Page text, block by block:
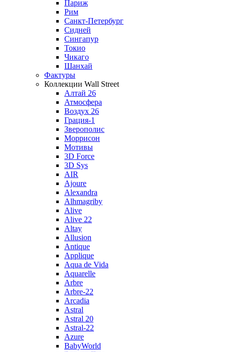
Париж
Рим
Санкт-Петербург
Сидней
Сингапур
Токио
Чикаго
Шанхай
Фактуры
Коллекции Wall Street
Алтай 26
Атмосфера
Воздух 26
Грация-1
Зверополис
Моррисон
Мотивы
3D Force
3D Sys
AIR
Ajoure
Alexandra
Alhmagriby
Alive
Alive 22
Altay
Allusion
Antique
Applique
Aqua de Vida
Aquarelle
Arbre
Arbre-22
Arcadia
Astral
Astral 20
Astral-22
Azure
BabyWorld